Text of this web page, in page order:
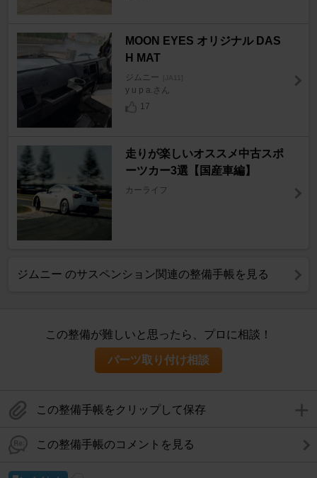
MOON EYES オリジナル DAS
H MAT
ジムニー [JA11]
y u p a.さん
17
走りが楽しいオススメ中古スポ
ーツカー3選【国産車編】
カーライフ
ジムニー のサスペンション関連の整備手帳を見る
この整備が難しいと思ったら、プロに相談！
パーツ取り付け相談
この整備手帳をクリップして保存
この整備手帳のコメントを見る